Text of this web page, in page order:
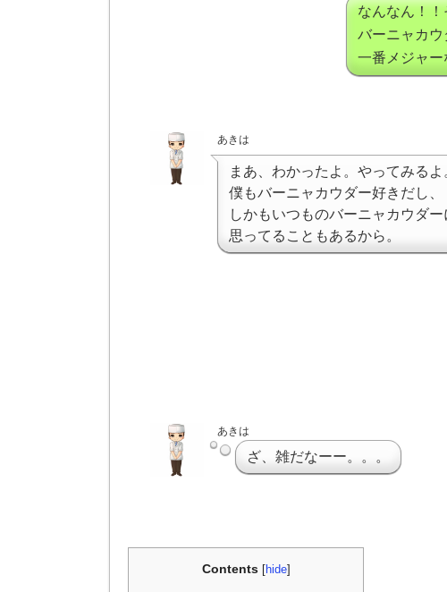
なんなん！！
バーニャカウ
一番メジャー
あきは
まあ、わかったよ。やってみるよ
僕もバーニャカウダー好きだし、
しかもいつものバーニャカウダー
思ってることもあるから。
あきは
ざ、雑だなーー。。。
Contents hide]